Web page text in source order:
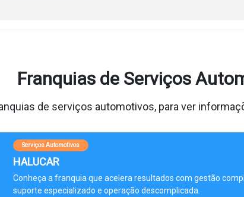
Franquias de Serviços
de serviços automotivos, para ver
Serviços Automotivos
HALUCAR
Conheça a franquia que acelera resultados com gestão
suporte especializado e operação descomplicada.